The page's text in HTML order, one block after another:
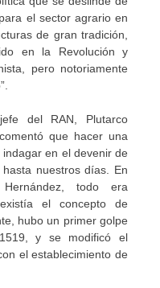
el sector agrario en
de gran tradición,
en la Revolución y
pero notoriamente
del RAN, Plutarco
que hacer una
en el devenir de
nuestros días. En
todo era
el concepto de
hubo un primer golpe
y se modificó el
el establecimiento de